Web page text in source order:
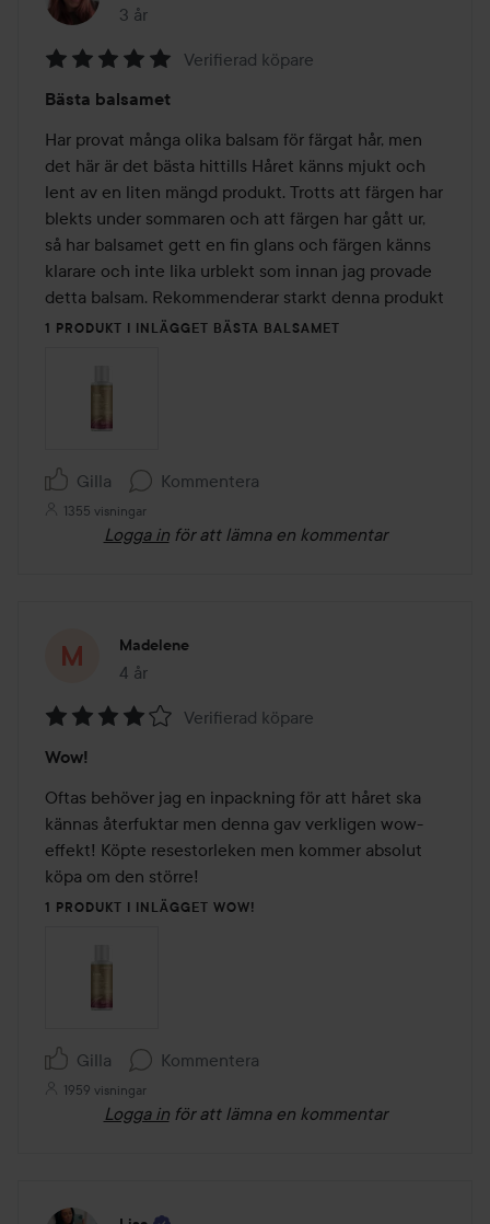
3 år
Inlägget skapades 3 år
5
av
5
Verifierad köpare
Bästa balsamet
Har provat många olika balsam för färgat hår, men
det här är det bästa hittills Håret känns mjukt och
lent av en liten mängd produkt. Trotts att färgen har
blekts under sommaren och att färgen har gått ur,
så har balsamet gett en fin glans och färgen känns
klarare och inte lika urblekt som innan jag provade
detta balsam. Rekommenderar starkt denna produkt
1 PRODUKT I INLÄGGET BÄSTA BALSAMET
Gilla Kommentera
1355 visningar
Logga in för att lämna en kommentar
Madelene
4 år
Inlägget skapades 4 år
4
av
5
Verifierad köpare
Wow!
Oftas behöver jag en inpackning för att håret ska
kännas återfuktar men denna gav verkligen wow-
effekt! Köpte resestorleken men kommer absolut
köpa om den större!
1 PRODUKT I INLÄGGET WOW!
Gilla Kommentera
1959 visningar
Logga in för att lämna en kommentar